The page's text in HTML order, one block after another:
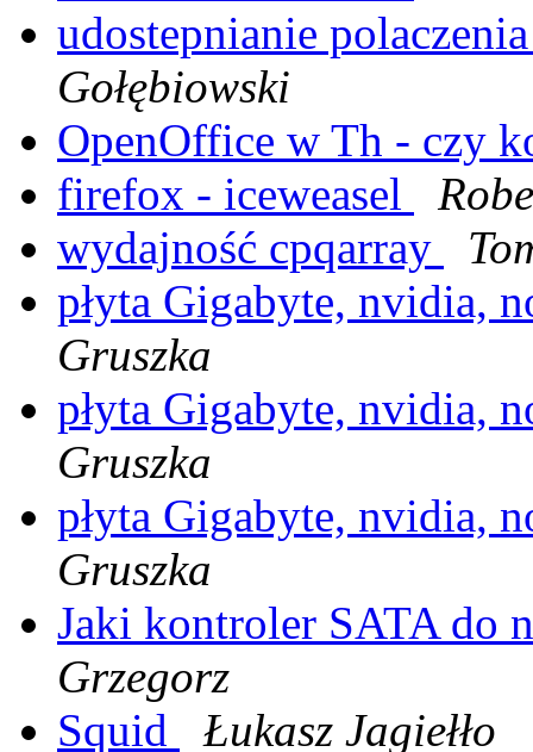
udostepnianie
Gołębiowski
OpenOffice w Th - czy
firefox - iceweasel
wydajność cpqarray
płyta Gigabyte, nvidia,
Gruszka
płyta Gigabyte, nvidia,
Gruszka
płyta Gigabyte, nvidia,
Gruszka
Jaki kontroler SATA do
Grzegorz
Squid
Łukasz Jagiełło